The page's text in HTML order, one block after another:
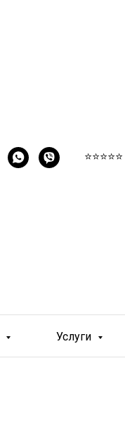
⭐⭐⭐⭐⭐
Услуги